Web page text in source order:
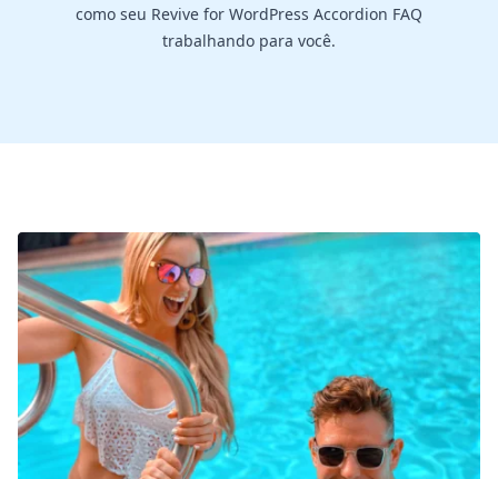
como seu Revive for WordPress Accordion FAQ
trabalhando para você.